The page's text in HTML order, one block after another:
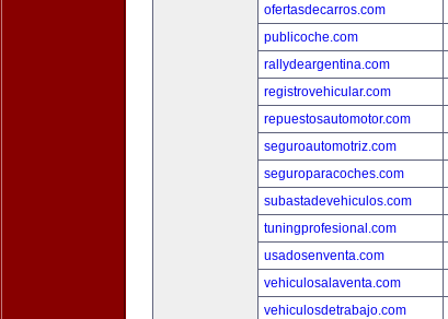
ofertasdecarros.com
publicoche.com
rallydeargentina.com
registrovehicular.com
repuestosautomotor.com
seguroautomotriz.com
seguroparacoches.com
subastadevehiculos.com
tuningprofesional.com
usadosenventa.com
vehiculosalaventa.com
vehiculosdetrabajo.com